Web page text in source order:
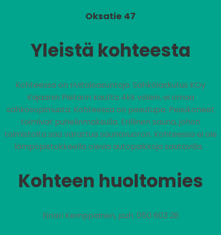
Oksatie 47
Yleistä kohteesta
Kohteessa on rivitaloasuntoja. Sähkölaskutus KOy
Kajaanin Pietarin kautta 4kk välein, ei omaa
sähkösopimusta. Kohteessa on pesutupa. Pesukoneet
toimivat puhelinmaksulla. Erillinen sauna, johon
toimistolta saa varattua saunavuoron. Kohteessa ei ole
lämpöpistokkeella olevia autopaikkoja saatavilla.
Kohteen huoltomies
Einari Kemppainen, puh. 050 603 28